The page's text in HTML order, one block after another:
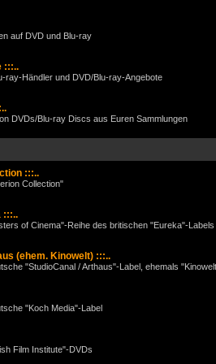
auf DVD und Blu-ray
:::..
ray-Händler und DVD/Blu-ray-Angebote
DVDs/Blu-ray Discs aus Euren Sammlungen
:::..
Collection"
:::..
of Cinema"-Reihe des britischen "Eureka"-Labels
(ehem. Kinowelt) :::..
"StudioCanal / Arthaus"-Label, ehemals
"Koch Media"-Label
Film Institute"-DVDs